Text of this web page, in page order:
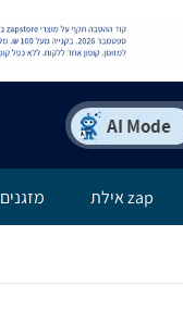
zap אילת מזגנים